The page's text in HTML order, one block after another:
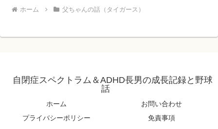
ホーム 父ちゃんの話（タイガース）
自閉症スペクトラム＆ADHD長男の成長記録と野球
話
ホーム
お問い合わせ
プライバシーポリシー
免責事項